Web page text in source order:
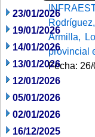
Armilla,
provincial
Fecha:
23/01/2026
19/01/2026
14/01/2026
13/01/2026
12/01/2026
05/01/2026
02/01/2026
16/12/2025